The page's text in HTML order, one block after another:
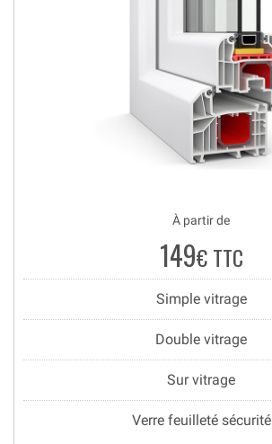
À partir de
149€ TTC
Simple vitrage
Double vitrage
Sur vitrage
Verre feuilleté sécurité